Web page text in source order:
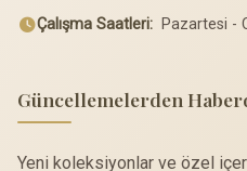
Çalışma Saatleri: Pazartesi -
Güncellemelerden
Yeni koleksiyonlar ve özel